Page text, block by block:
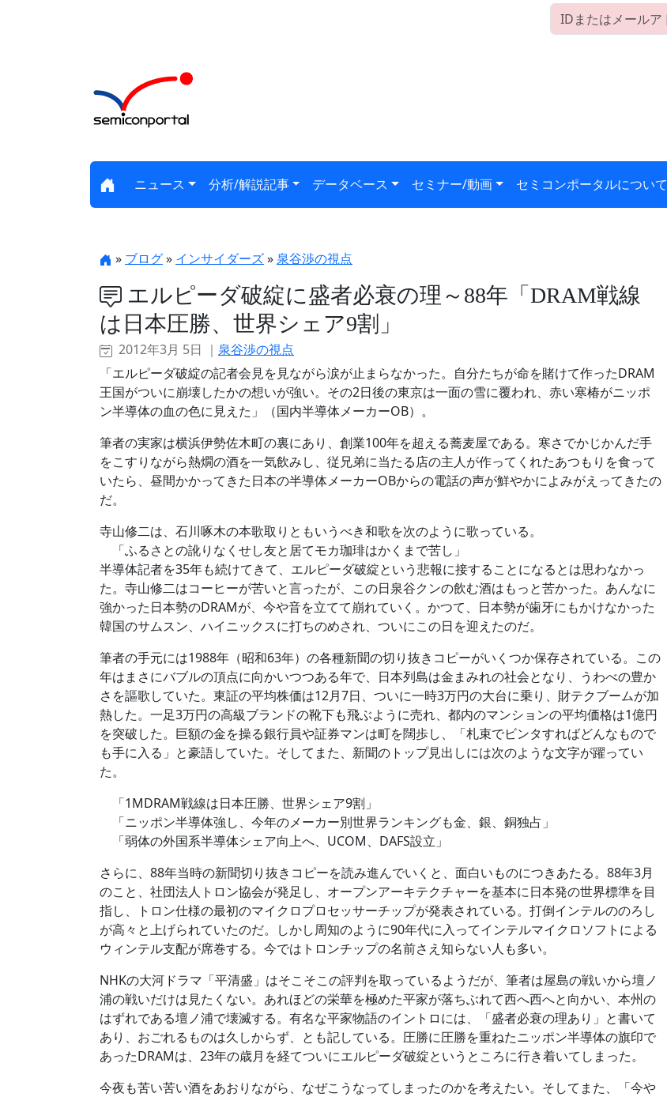
ニュース 分析/解説記事 データベース セミナー/動画 セミコンポータルについて
» ブログ» インサイダーズ» 泉谷渉の視点
エルピーダ破綻に盛者必衰の理～88年「DRAM戦線
は日本圧勝、世界シェア9割」
2012年3月 5日 ｜ 泉谷渉の視点
「エルピーダ破綻の記者会見を見ながら涙が止まらなかった。自分たちが命を賭けて作ったDRAM
王国がついに崩壊したかの想いが強い。その2日後の東京は一面の雪に覆われ、赤い寒椿がニッポ
ン半導体の血の色に見えた」（国内半導体メーカーOB）。
筆者の実家は横浜伊勢佐木町の裏にあり、創業100年を超える蕎麦屋である。寒さでかじかんだ手
をこすりながら熱燗の酒を一気飲みし、従兄弟に当たる店の主人が作ってくれたあつもりを食って
いたら、昼間かかってきた日本の半導体メーカーOBからの電話の声が鮮やかによみがえってきたの
だ。
寺山修二は、石川啄木の本歌取りともいうべき和歌を次のように歌っている。
「ふるさとの訛りなくせし友と居てモカ珈琲はかくまで苦し」
半導体記者を35年も続けてきて、エルピーダ破綻という悲報に接することになるとは思わなかっ
た。寺山修二はコーヒーが苦いと言ったが、この日泉谷クンの飲む酒はもっと苦かった。あんなに
強かった日本勢のDRAMが、今や音を立てて崩れていく。かつて、日本勢が歯牙にもかけなかった
韓国のサムスン、ハイニックスに打ちのめされ、ついにこの日を迎えたのだ。
筆者の手元には1988年（昭和63年）の各種新聞の切り抜きコピーがいくつか保存されている。この
年はまさにバブルの頂点に向かいつつある年で、日本列島は金まみれの社会となり、うわべの豊か
さを謳歌していた。東証の平均株価は12月7日、ついに一時3万円の大台に乗り、財テクブームが加
熱した。一足3万円の高級ブランドの靴下も飛ぶように売れ、都内のマンションの平均価格は1億円
を突破した。巨額の金を操る銀行員や証券マンは町を闊歩し、「札束でビンタすればどんなもので
も手に入る」と豪語していた。そしてまた、新聞のトップ見出しには次のような文字が躍ってい
た。
「1MDRAM戦線は日本圧勝、世界シェア9割」
「ニッポン半導体強し、今年のメーカー別世界ランキングも金、銀、銅独占」
「弱体の外国系半導体シェア向上へ、UCOM、DAFS設立」
さらに、88年当時の新聞切り抜きコピーを読み進んでいくと、面白いものにつきあたる。88年3月
のこと、社団法人トロン協会が発足し、オープンアーキテクチャーを基本に日本発の世界標準を目
指し、トロン仕様の最初のマイクロプロセッサーチップが発表されている。打倒インテルののろし
が高々と上げられていたのだ。しかし周知のように90年代に入ってインテルマイクロソフトによる
ウィンテル支配が席巻する。今ではトロンチップの名前さえ知らない人も多い。
NHKの大河ドラマ「平清盛」はそこそこの評判を取っているようだが、筆者は屋島の戦いから壇ノ
浦の戦いだけは見たくない。あれほどの栄華を極めた平家が落ちぶれて西へ西へと向かい、本州の
はずれである壇ノ浦で壊滅する。有名な平家物語のイントロには、「盛者必衰の理あり」と書いて
あり、おごれるものは久しからず、とも記している。圧勝に圧勝を重ねたニッポン半導体の旗印で
あったDRAMは、23年の歳月を経てついにエルピーダ破綻というところに行き着いてしまった。
今夜も苦い苦い酒をあおりながら、なぜこうなってしまったのかを考えたい。そしてまた、「今や